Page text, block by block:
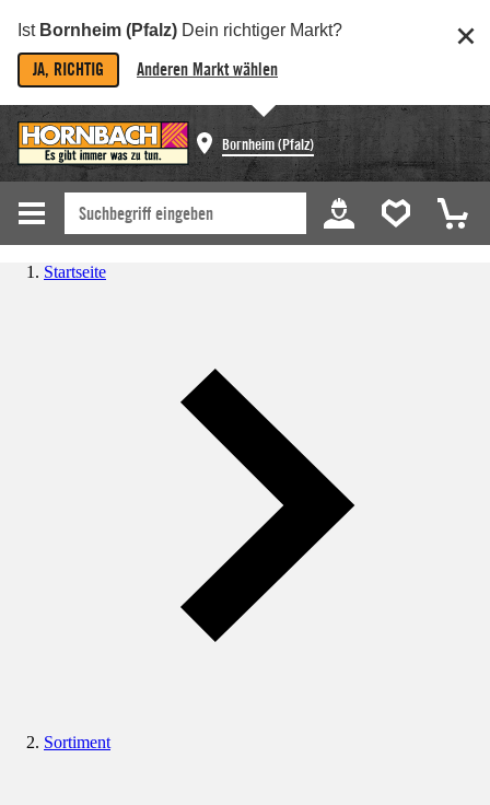
Ist Bornheim (Pfalz) Dein richtiger Markt?
JA, RICHTIG Anderen Markt wählen
Bornheim (Pfalz)
Startseite
Sortiment